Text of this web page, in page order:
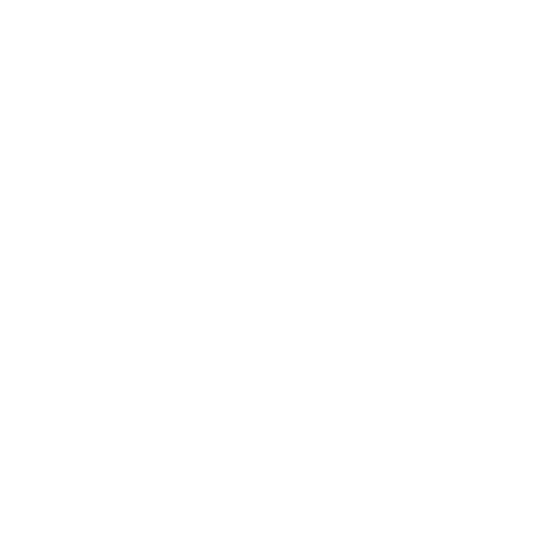
Preise für Ihren Erfolg
dem neuen innovativen Preismodell von neuroflash schreiben Sie Texte ohne Wort-Limitierung. Profitieren
für nur 80 Euro im Monat erhalten Sie hochwertige Texte, die konvertieren. Seien Sie gespannt auf die
Sie bieten Ihnen maßgeschneiderte Lösungen für Ihre individuellen Bedürfnisse.